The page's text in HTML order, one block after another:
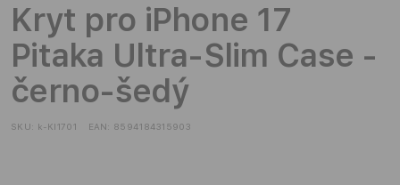
Kryt pro iPhone 17
Pitaka Ultra-Slim Case -
černo-šedý
SKU: k-KI1701 EAN: 8594184315903